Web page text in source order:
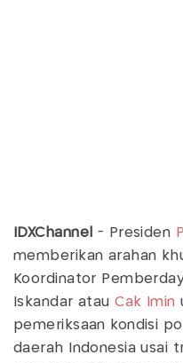
IDXChannel - Presiden
memberikan arahan
Koordinator
Iskandar atauCak Imin
pemeriksaan kondisi
daerah Indonesia usai